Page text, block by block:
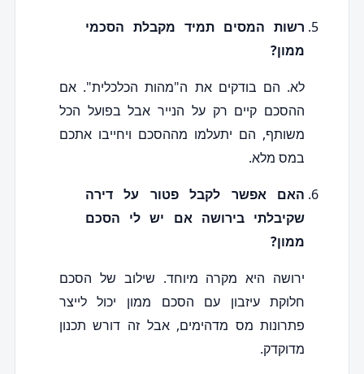
רשות המסים תמיד מקבלת הסכמי
ממון?
לא. הם בודקים את ה"מהות הכלכלית". אם
ההסכם קיים רק על הנייר אבל בפועל הכל
משותף, הם יתעלמו מההסכם ויחייבו אתכם
במס מלא.
האם אפשר לקבל פטור על דירה
שקיבלתי בירושה אם יש לי הסכם
ממון?
ירושה היא מקרה מיוחד. שילוב של הסכם
חלוקת עיזבון עם הסכם ממון יכול לייצר
פתרונות מס מדהימים, אבל זה דורש תכנון
מדוקדק.